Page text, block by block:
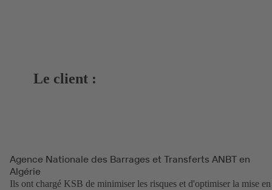
Le client :
Agence Nationale des Barrages et Transferts ANBT en
Algérie
Ils ont chargé KSB de minimiser les risques et d'optimiser la mise en